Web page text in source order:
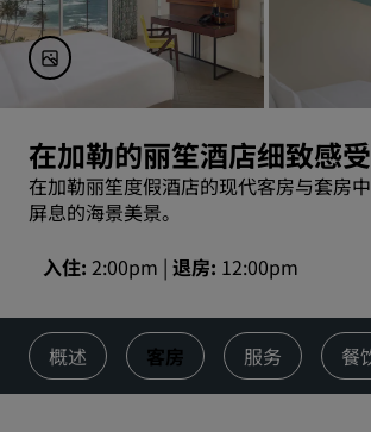
在加勒的丽笙酒店细致感受
在加勒丽笙度假酒店的现代客房与套房
屏息的海景美景。
入住 2:00pm 退房 12:00pm
概述 客房 服务 餐